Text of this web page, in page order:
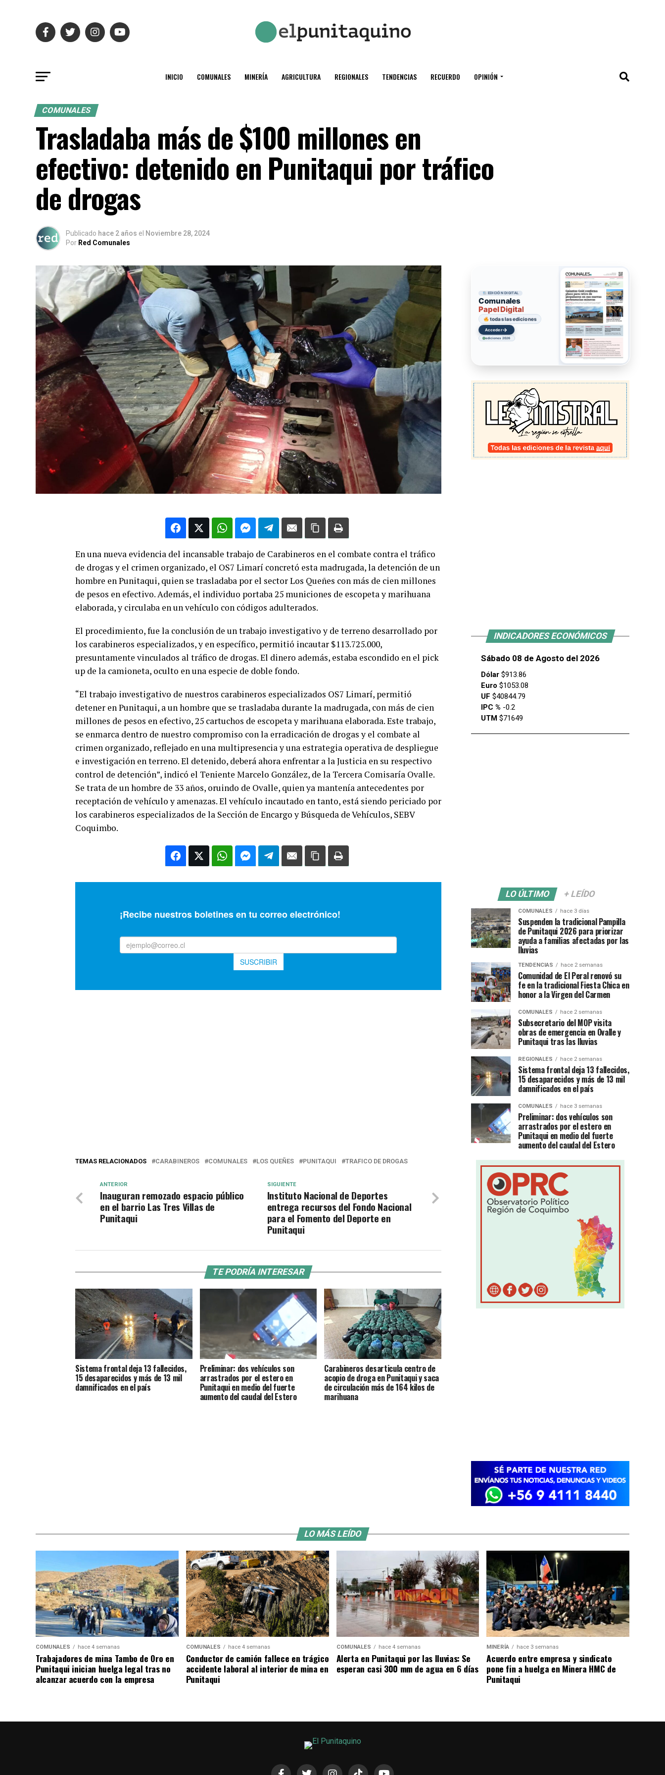
INICIO COMUNALES MINERÍA AGRICULTURA REGIONALES TENDENCIAS RECUERDO OPINIÓN
COMUNALES
Trasladaba más de $100 millones en
efectivo: detenido en Punitaqui por tráfico
de drogas
Publicado hace 2 años el Noviembre 28, 2024
Por Red Comunales
En una nueva evidencia del incansable trabajo de Carabineros en el combate contra el tráfico
de drogas y el crimen organizado, el OS7 Limarí concretó esta madrugada, la detención de un
hombre en Punitaqui, quien se trasladaba por el sector Los Queñes con más de cien millones
de pesos en efectivo. Además, el individuo portaba 25 municiones de escopeta y marihuana
elaborada, y circulaba en un vehículo con códigos adulterados.
El procedimiento, fue la conclusión de un trabajo investigativo y de terreno desarrollado por
los carabineros especializados, y en específico, permitió incautar $113.725.000,
presuntamente vinculados al tráfico de drogas. El dinero además, estaba escondido en el pick
up de la camioneta, oculto en una especie de doble fondo.
“El trabajo investigativo de nuestros carabineros especializados OS7 Limarí, permitió
detener en Punitaqui, a un hombre que se trasladaba durante la madrugada, con más de cien
millones de pesos en efectivo, 25 cartuchos de escopeta y marihuana elaborada. Este trabajo,
se enmarca dentro de nuestro compromiso con la erradicación de drogas y el combate al
crimen organizado, reflejado en una multipresencia y una estrategia operativa de despliegue
e investigación en terreno. El detenido, deberá ahora enfrentar a la Justicia en su respectivo
control de detención”, indicó el Teniente Marcelo González, de la Tercera Comisaría Ovalle.
Se trata de un hombre de 33 años, oruindo de Ovalle, quien ya mantenía antecedentes por
receptación de vehículo y amenazas. El vehículo incautado en tanto, está siendo periciado por
los carabineros especializados de la Sección de Encargo y Búsqueda de Vehículos, SEBV
Coquimbo.
TEMAS RELACIONADOS CARABINEROS COMUNALES LOS QUEÑES PUNITAQUI TRAFICO DE DROGAS
SIGUIENTE
Instituto Nacional de Deportes
entrega recursos del Fondo Nacional
para el Fomento del Deporte en
Punitaqui
ANTERIOR
Inauguran remozado espacio público
en el barrio Las Tres Villas de
Punitaqui
TE PODRÍA INTERESAR
Sistema frontal deja 13 fallecidos,
15 desaparecidos y más de 13 mil
damnificados en el país
Preliminar: dos vehículos son
arrastrados por el estero en
Punitaqui en medio del fuerte
aumento del caudal del Estero
Carabineros desarticula centro de
acopio de droga en Punitaqui y saca
de circulación más de 164 kilos de
marihuana
EDICIÓN DIGITAL
Comunales
Papel Digital
todas las ediciones
Acceder→
ediciones 2026
INDICADORES ECONÓMICOS
Sábado 08 de Agosto del 2026
Dólar $913.86
Euro $1053.08
UF $40844.79
IPC % -0.2
UTM $71649
LO ÚLTIMO + LEÍDO
COMUNALES hace 3 días
Suspenden la tradicional Pampilla
de Punitaqui 2026 para priorizar
ayuda a familias afectadas por las
lluvias
TENDENCIAS hace 2 semanas
Comunidad de El Peral renovó su
fe en la tradicional Fiesta Chica en
honor a la Virgen del Carmen
COMUNALES hace 2 semanas
Subsecretario del MOP visita
obras de emergencia en Ovalle y
Punitaqui tras las lluvias
REGIONALES hace 2 semanas
Sistema frontal deja 13 fallecidos,
15 desaparecidos y más de 13 mil
damnificados en el país
COMUNALES hace 3 semanas
Preliminar: dos vehículos son
arrastrados por el estero en
Punitaqui en medio del fuerte
aumento del caudal del Estero
LO MÁS LEÍDO
COMUNALES hace 4 semanas
Trabajadores de mina Tambo de Oro en
Punitaqui inician huelga legal tras no
alcanzar acuerdo con la empresa
COMUNALES hace 4 semanas
Conductor de camión fallece en trágico
accidente laboral al interior de mina en
Punitaqui
COMUNALES hace 4 semanas
Alerta en Punitaqui por las lluvias: Se
esperan casi 300 mm de agua en 6 días
MINERÍA hace 3 semanas
Acuerdo entre empresa y sindicato
pone fin a huelga en Minera HMC de
Punitaqui